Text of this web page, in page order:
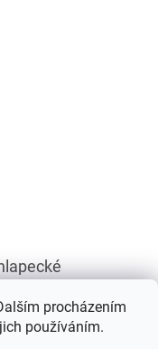
procházením
používáním.